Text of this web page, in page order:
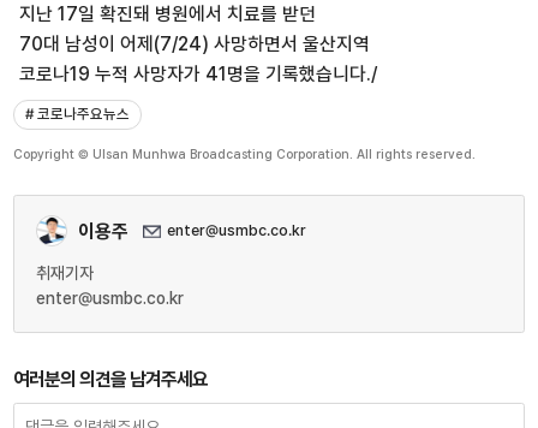
지난 17일 확진돼 병원에서 치료를 받던
70대 남성이 어제(7/24) 사망하면서 울산지역
코로나19 누적 사망자가 41명을 기록했습니다./
# 코로나주요뉴스
Copyright © Ulsan Munhwa Broadcasting Corporation. All rights reserved.
이용주 enter@usmbc.co.kr
취재기자
enter@usmbc.co.kr
여러분의 의견을 남겨주세요